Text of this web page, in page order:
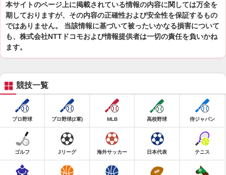
本サイトのページ上に掲載されている情報の内容に関しては万全を
期しておりますが、その内容の正確性および安全性を保証するもの
ではありません。 当該情報に基づいて被ったいかなる損害について
も、株式会社NTTドコモおよび情報提供者は一切の責任を負いかね
ます。
競技一覧
プロ野球 プロ野球(2軍) MLB 高校野球 侍ジャパン
ゴルフ Jリーグ 海外サッカー 日本代表 テニス